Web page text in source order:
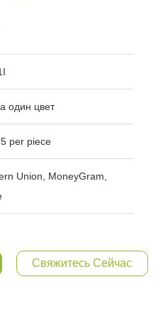
один цвет
per piece
Union, MoneyGram,
Свяжитесь Сейчас